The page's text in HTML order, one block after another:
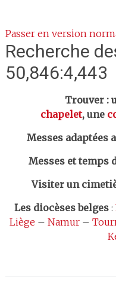
Passer en version
Recherche
50,846:4,443
Trouver :
chapelet, une
Messes adaptées
Messes et temps
Visiter un
Les diocèses belges:
Liège – Namur–